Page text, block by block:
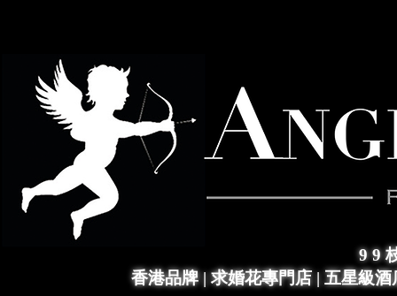
9 9
香港品牌 | 求婚花專門店| 五星級